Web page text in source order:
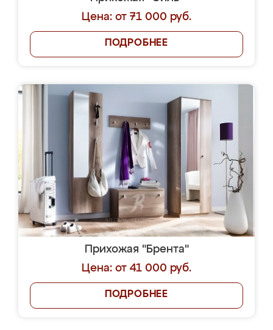
Цена: от 71 000 руб.
ПОДРОБНЕЕ
Прихожая "Брента"
Цена: от 41 000 руб.
ПОДРОБНЕЕ